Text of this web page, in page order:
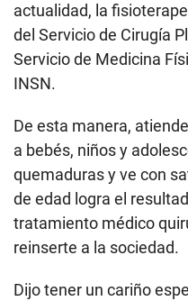
actualidad, la
del Servicio de Cirugía
Servicio de Medicina
INSN.
De esta manera,
a bebés, niños y
quemaduras y ve con
de edad logra el
tratamiento médico
reinserte a la sociedad.
Dijo tener un cariño